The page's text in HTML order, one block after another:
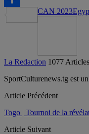
Partager
CAN 2023
La Redaction 1077 Articles
SportCulturenews.tg est
Article Précédent
Togo | Tournoi de la
Article Suivant